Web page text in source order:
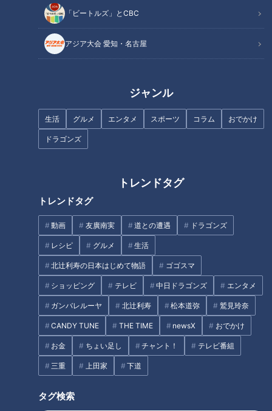
「ビートルズ」とCBC
アジア大会 愛知・名古屋
ジャンル
生活 グルメ エンタメ スポーツ コラム おでかけ
ドラゴンズ
トレンドタグ
トレンドタグ
動画 友廣南実 道との遭遇 ドラゴンズ
レシピ グルメ 生活
北辻利寿の日本はじめて物語 ゴゴスマ
ショッピング テレビ 中日ドラゴンズ エンタメ
ガンバレルーヤ 北辻利寿 松本道弥 鷲見玲奈
CANDY TUNE THE TIME newsX おでかけ
お金 ちょい足し チャント！ テレビ番組
三重 上田家 下道
タグ検索
侍ジャパンとの“戦（いく
さ）”で見えた！立浪ドラゴンズ
２０２３開幕オーダーの姿
賞の大横綱
伝説の名選手から吉見、浅尾、
そして若竜たちへ！脈々と受け
知･名古屋】
女子バレー･石川真佑(25)の“意
外な素顔” 14年前の卒業文集に
綴った夢は… 【アジア大会 愛
知･名古屋】
25周年を記念して懐かしいあの
ドラマが帰ってくる！井上真央
主演『キッズ・ウォー』がTVer
とLocipoで無料一挙配信！
スポーツ ゴルフ 中日クラウンズ 松山英樹
オススメ関連コンテンツ